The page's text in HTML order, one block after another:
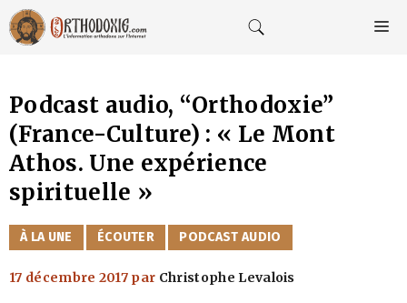
Aller
au
contenu
Podcast audio, “Orthodoxie”
(France-Culture) : « Le Mont
Athos. Une expérience
spirituelle »
CATÉGORIES
À LA UNE ÉCOUTER PODCAST AUDIO
17 décembre 2017 par Christophe Levalois